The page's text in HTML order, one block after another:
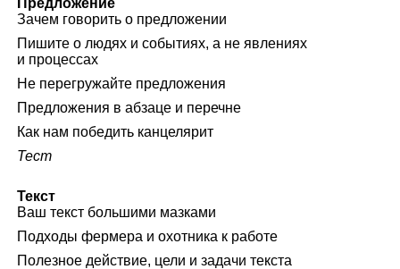
Зачем говорить о предложении
Пишите о людях и событиях, а не явлениях
и процессах
Не перегружайте предложения
Предложения в абзаце и перечне
Как нам победить канцелярит
Тест
Текст
Ваш текст большими мазками
Подходы фермера и охотника к работе
Полезное действие, цели и задачи текста